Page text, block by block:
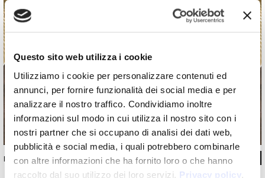
Questo sito web utilizza i cookie
Utilizziamo i cookie per personalizzare contenuti ed
annunci, per fornire funzionalità dei social media e per
analizzare il nostro traffico. Condividiamo inoltre
informazioni sul modo in cui utilizza il nostro sito con i
nostri partner che si occupano di analisi dei dati web,
pubblicità e social media, i quali potrebbero combinarle
con altre informazioni che ha fornito loro o che hanno
raccolto dal suo utilizzo dei loro servizi. Privacy policy.
INKDCOO2002